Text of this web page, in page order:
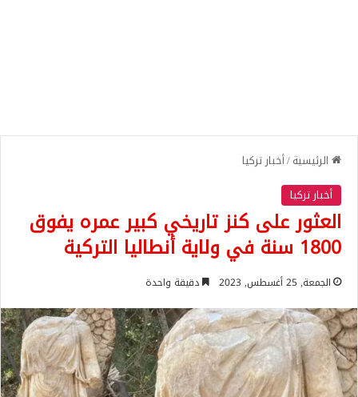
الرئيسية/أخبار تركيا
أخبار تركيا
العثور على كنز تاريخي كبير عمره يفوق
1800 سنة في ولاية أنطاليا التركية
الجمعة, 25 أغسطس, 2023 دقيقة واحدة